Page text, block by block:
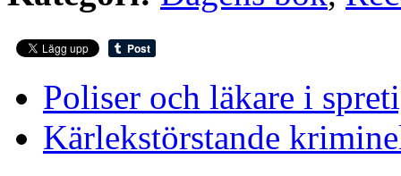
Poliser och läkare i
Kärlekstörstande